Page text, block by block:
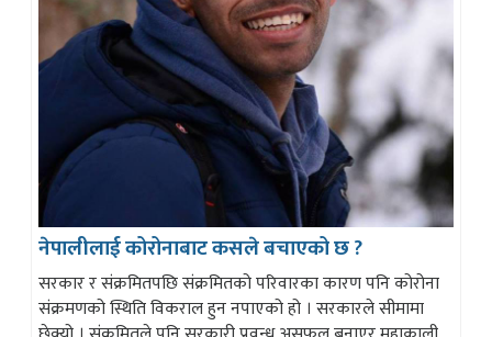
नेपालीलाई कोरोनाबाट कसले बचाएको छ ?
सरकार र संक्रमितपछि संक्रमितको परिवारका कारण पनि कोरोना
संक्रमणको स्थिति विकराल हुन नपाएको हो । सरकारले सीमामा